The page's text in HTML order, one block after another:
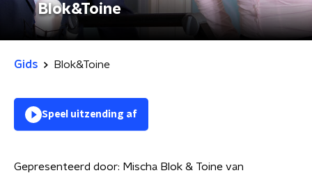
Blok&Toine
Gids Blok&Toine
Speel uitzending af
Gepresenteerd door: Mischa Blok & Toine van